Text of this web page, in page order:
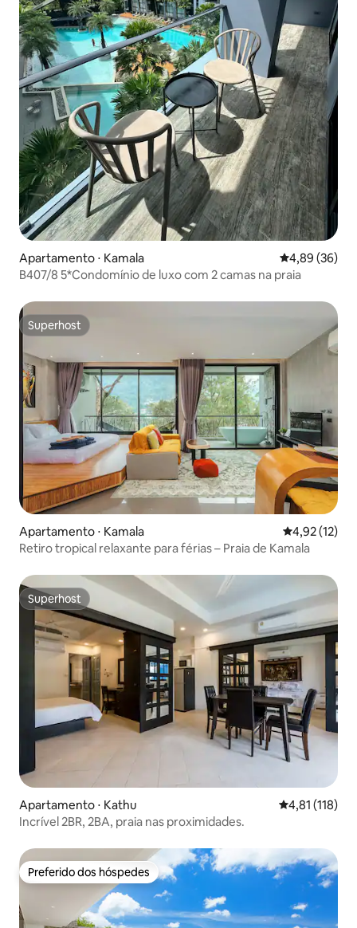
Apartamento ⋅ Kamala 4,89 de uma
4,89 (36)
B407/8 5*Condomínio de luxo com 2 camas na praia
Superhost
Superhost
Apartamento ⋅ Kamala 4,92 de uma
4,92 (12)
Retiro tropical relaxante para férias – Praia de Kamala
Superhost
Superhost
Apartamento ⋅ Kathu 4,81 de uma
4,81 (118)
Incrível 2BR, 2BA, praia nas proximidades.
Preferido dos hóspedes
Preferido dos hóspedes